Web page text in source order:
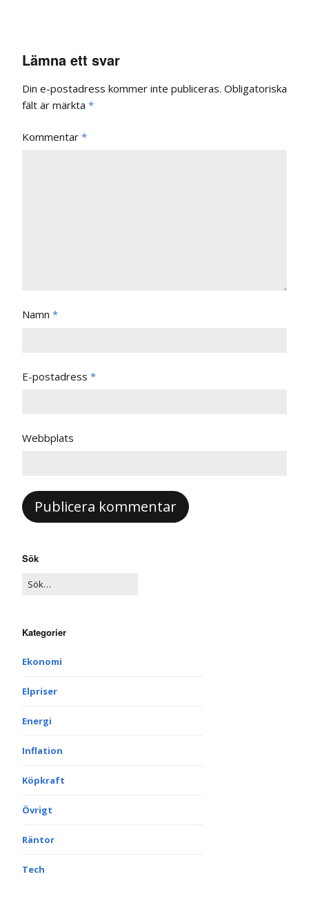
Lämna ett svar
Din e-postadress kommer inte publiceras. Obligatoriska
fält är märkta *
Kommentar *
Namn *
E-postadress *
Webbplats
Sök
Kategorier
Ekonomi
Elpriser
Energi
Inflation
Köpkraft
Övrigt
Räntor
Tech